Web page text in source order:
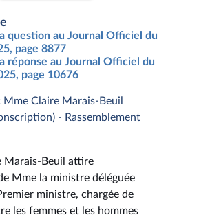
question au Journal Officiel du
page 8877
réponse au Journal Officiel du
page 10676
Mme Claire Marais-Beuil
- Rassemblement
Marais-Beuil attire
Mme la ministre déléguée
ministre, chargée de
les femmes et les hommes